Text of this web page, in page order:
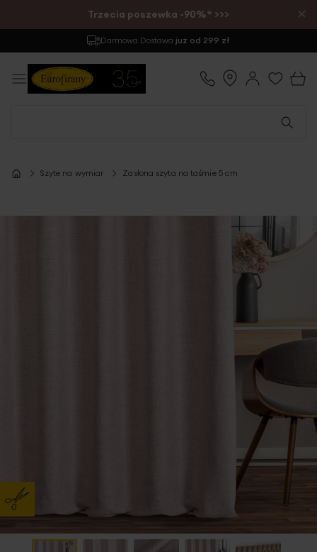
Trzecia poszewka -90%* >>> ×
Darmowa Dostawa już od 299 zł
Szyte na wymiar Zasłona szyta na taśmie 5 cm